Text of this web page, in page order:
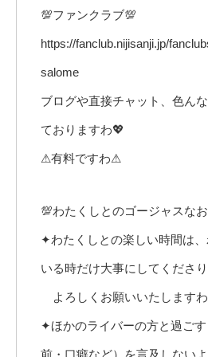
💯ファンクラブ💯
https://fanclub.nijisanji.jp/
salome
ブログや直接チャット、色ん
ておりますわ💖
⚠有料ですわ⚠
💯わたくしとのゴージャスな
✦わたくしとの楽しい時間は
いる時だけ大事にしてくださり
よろしくお願いいたしますわ
✦ほかのライバーの方と過ご